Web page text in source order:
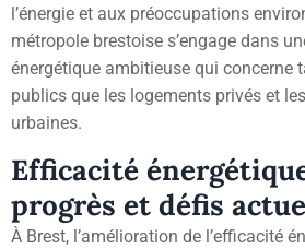
l’énergie et aux préoccupations
métropole brestoise s’engage dans
énergétique ambitieuse qui concerne
publics que les logements privés et
urbaines.
Efficacité
progrès et défis
À Brest, l’amélioration de l’efficacité